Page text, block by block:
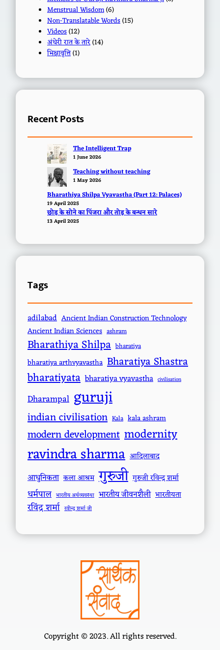
Menstrual Wisdom(6)
Non-Translatable Words(15)
Videos(12)
अंधेरी रात के तारे(14)
भिक्षावृत्ति(1)
Recent Posts
The Intelligent Trap
1 June 2026
Teaching without teaching
1 May 2026
Bharathiya Shilpa Vyavastha (Part 12: Palaces)
19 April 2025
छोड़ के सोने का पिंजरा और तोड़ के बन्धन सारे
13 April 2025
Tags
adilabad Ancient Indian Construction Technology
Ancient Indian Sciences ashram
Bharathiya Shilpa bharatiya
bharatiya arthvyavastha Bharatiya Shastra
bharatiyata bharatiya vyavastha civilisation
Dharampal guruji
indian civilisation Kala kala ashram
modern development modernity
ravindra sharma आदिलाबाद
आधुनिकता कला आश्रम गुरुजी गुरुजी रविन्द्र शर्मा
धर्मपाल भारतीय अर्थव्यवस्था भारतीय जीवनशैली भारतीयता
रविंद्र शर्मा रवीन्द्र शर्मा जी
Copyright © 2023. All rights reserved.